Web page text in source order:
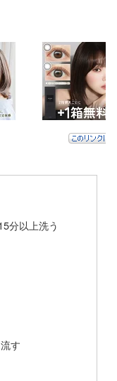
分以上洗う
す